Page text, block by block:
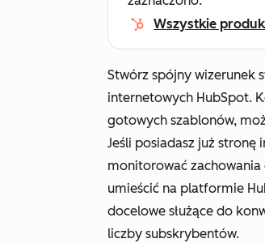
Wszystkie
Stwórz spójny wizerunek
internetowych HubSpot.
gotowych szablonów,
Jeśli posiadasz już stronę
monitorować zachowania
umieścić na platformie
docelowe służące do
liczby subskrybentów.